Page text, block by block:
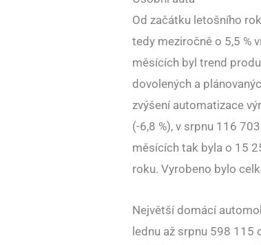
Od začátku letošního
tedy meziročně o 5,5 %
měsících byl trend
dovolených a
zvýšení automatizace
(-6,8 %), v srpnu 116
měsících tak byla o 15
roku. Vyrobeno bylo
Největší domácí
lednu až srpnu 598 115